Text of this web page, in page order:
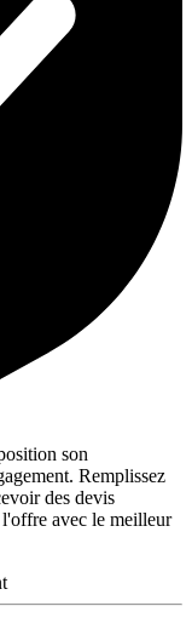
son
Remplissez
des devis
l'offre avec le meilleur